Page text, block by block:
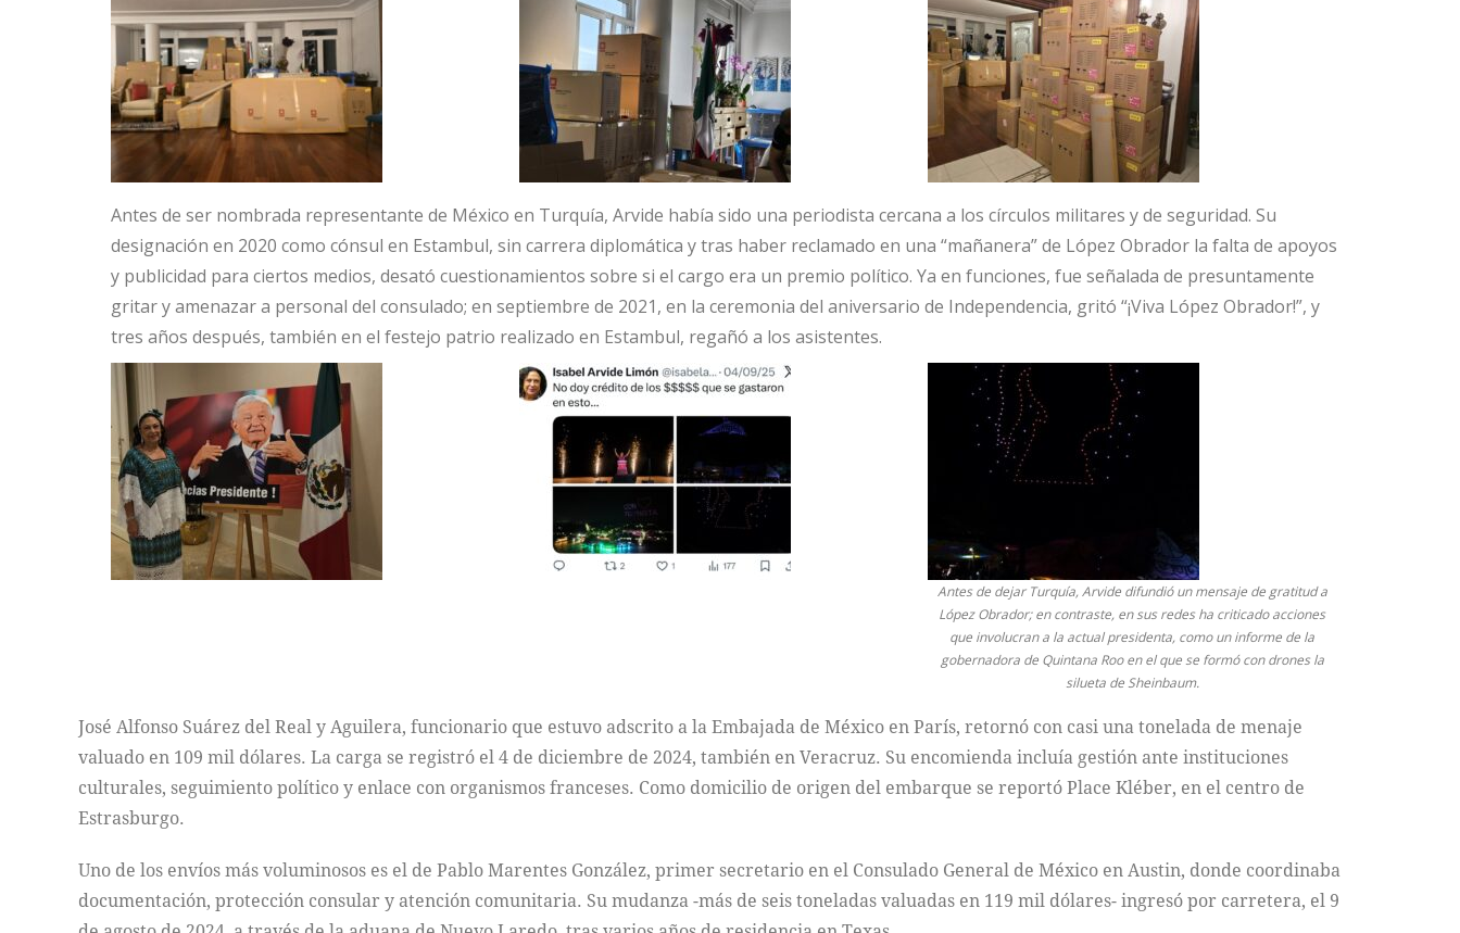
Antes de ser nombrada representante de México en Turquía, Arvide había sido una periodista cercana a los círculos militares y de seguridad. Su
designación en 2020 como cónsul en Estambul, sin carrera diplomática y tras haber reclamado en una “mañanera” de López Obrador la falta de apoyos
y publicidad para ciertos medios, desató cuestionamientos sobre si el cargo era un premio político. Ya en funciones, fue señalada de presuntamente
gritar y amenazar a personal del consulado; en septiembre de 2021, en la ceremonia del aniversario de Independencia, gritó “¡Viva López Obrador!”, y
tres años después, también en el festejo patrio realizado en Estambul, regañó a los asistentes.
Antes de dejar Turquía, Arvide difundió un mensaje de gratitud a
López Obrador; en contraste, en sus redes ha criticado acciones
que involucran a la actual presidenta, como un informe de la
gobernadora de Quintana Roo en el que se formó con drones la
silueta de Sheinbaum.
José Alfonso Suárez del Real y Aguilera, funcionario que estuvo adscrito a la Embajada de México en París, retornó con casi una tonelada de menaje
valuado en 109 mil dólares. La carga se registró el 4 de diciembre de 2024, también en Veracruz. Su encomienda incluía gestión ante instituciones
culturales, seguimiento político y enlace con organismos franceses. Como domicilio de origen del embarque se reportó Place Kléber, en el centro de
Estrasburgo.
Uno de los envíos más voluminosos es el de Pablo Marentes González, primer secretario en el Consulado General de México en Austin, donde coordinaba
documentación, protección consular y atención comunitaria. Su mudanza -más de seis toneladas valuadas en 119 mil dólares- ingresó por carretera, el 9